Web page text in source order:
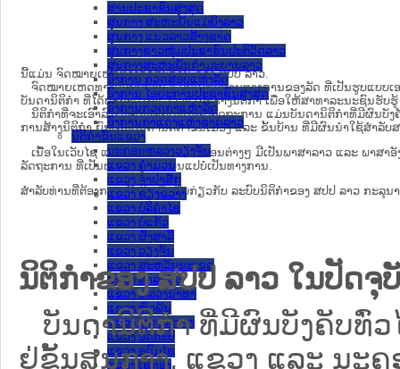
ສານປະຊາຊົນສູງສຸດ
ສູນກາງ ສະຫະພັນແມ່ຍິງລາວ
ສູນກາງ ແນວລາວສ້າງຊາດ
ສູນກາງຊາວໜຸ່ມປະຊາຊົນປະຕິວັດລາວ
ສູນກາງສະຫະພັນກຳມະບານລາວ
ອົງການ ກວດສອບແຫ່ງລັດ
ອົງການ ໄອຍະການປະຊາຊົນສູງສຸດ
ອົງການກວດກາແຫ່ງລັດ
ອົງການກາແດງແຫ່ງຊາດລາວ
ນິຕິກໍາຂັ້ນແຂວງ
ນະ​ຄອນ​ຫລວງວຽງຈັນ
ແຂວງ ຄໍາມ່ວນ
ແຂວງ ຈໍາປາສັກ
ແຂວງ ຊຽງຂວາງ
ແຂວງ ບໍລິຄໍາໄຊ
ແຂວງ ບໍ່ແກ້ວ
ແຂວງ ຜົ້ງສາລີ
ແຂວງ ວຽງຈັນ
ແຂວງ ສະຫວັນນະເຂດ
ແຂວງ ສາລະວັນ
ແຂວງ ຫລວງນໍ້າທາ
ແຂວງ ຫົວພັນ
ແຂວງ ຫຼວງພະບາງ
ແຂວງ ອັດຕະປື
ແຂວງ ອຸດົມໄຊ
ແຂວງ ເຊກອງ
ນີ້ແມ່ນ ຈົດໝາຍເຫດທາງລັດຖະການ ຂອງ ສປປ ລາວ.
ຈົດໝາຍເຫດທາງລັດຖະການ ແມ່ນ​ເອ​ກະ​ສານ​ທາງ​ການ​ຂອງ​ລັດ ທີ່​ເປັນ​ຮູບ​ແບບ​ເ
ບັນ​ດາ​ນິ​ຕິ​ກຳ ທີ່ໄດ້ປະກາດໃຊ້ແລ້ວ ຫຼື ເອົາຮ່າງນິຕິກໍາ ເພື່ອໃຫ້​ສາ​ທາ​ລະ​ນະ​ຊົນ​ຮັບ​
ນິ​ຕິ​ກຳ​ທີ່​ຈະ​ເອົາ​ລົງ​ໃນ​ຈົດ​ໝາຍ​ເຫດ​ທາງ​ລັດ​ຖະ​ການ ​ແມ່ນ​ບັນ​ດາ​ນິ​ຕິ​ກຳ​ທີ່​ມີ​ຜົນ​ບັ
ການ​ສ້າງ​ນິ​ຕິ​ກຳ ຍົກ​ເວັ້ນ​ບັນ​ດານິ​ຕິ​ກຳ​ຂັ້ນ​ເມືອງ ແລະ ຂັ້ນ​ບ້ານ ​ທີ່​ມີ​ຜົນ​ນຳ​ໃຊ້​ສຳ​ລັບ​
ເນື້ອໃນ​ເວັບ​ໄຊ​ ແລະ ການແນະນໍາຂັ້ນຕອນຕ່າງໆ ມີເປັນພາສາລາວ ແລະ ພາສາ
ລັດຖະການ ທີ່ເປັນພາສາອັງກິດແມ່ນແປບໍ່ເປັນທາງການ.
ສໍາລັບທ່ານທີ່ຕ້ອງການເຂົ້າໃຈເພີ່ມຕື່ມກ່ຽວກັບ ລະບົບນິຕິກຳຂອງ ສປປ ລາວ ກະລຸນ
ນິຕິກຳຂອງ ສປປ ລາວ ໃນປັດ
ບັນດານິຕິກໍາ ທີ່ມີຜົນບັງຄັບທົ່ວ
ຢູ່ຂັ້ນ​ສູນ​ກາງ, ແຂວງ ແລະ ນ